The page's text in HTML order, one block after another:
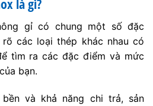
là gì?
gỉ có chung một số đặc
các loại thép khác nhau có
tìm ra các đặc điểm và mức
bạn.
và khả năng chi trả, sản